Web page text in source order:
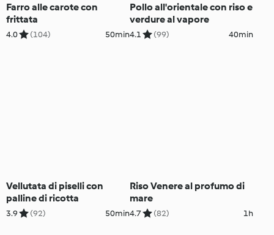
Farro alle carote con
frittata
4.0 (104) 50min
Pollo all'orientale con riso e
verdure al vapore
4.1 (99) 40min
Vellutata di piselli con
palline di ricotta
3.9 (92) 50min
Riso Venere al profumo di
mare
4.7 (82) 1h